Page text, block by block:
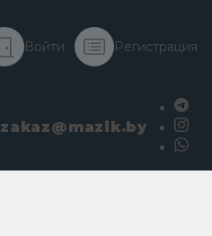
Войти Регистрация
zakaz@mazik.by